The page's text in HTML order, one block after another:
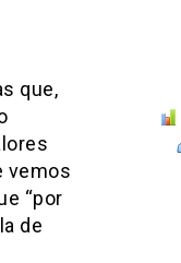
que,
vemos
“por
de